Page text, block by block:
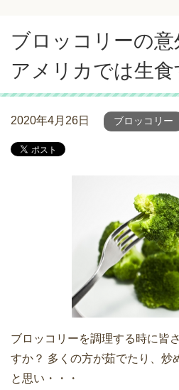
ブロッコリーの意
アメリカでは生食
2020年4月26日 ブロッコリー
ブロッコリーを調理する時に皆
すか？ 多くの方が茹でたり、炒
と思い・・・